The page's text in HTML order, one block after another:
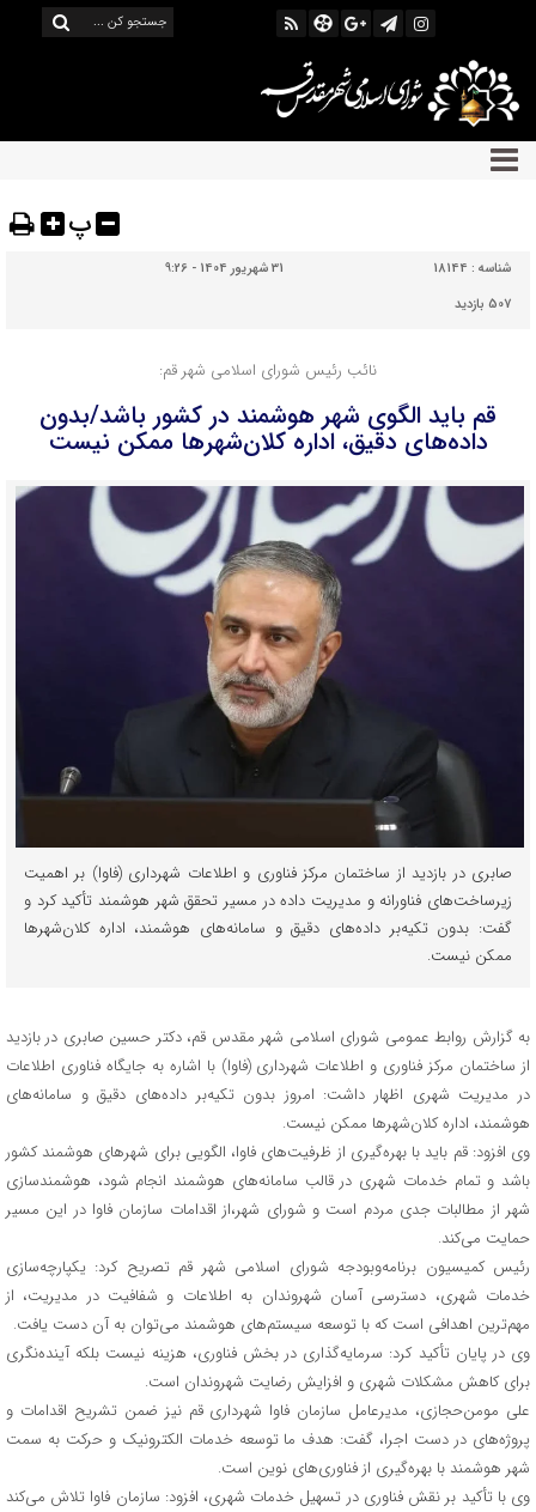
پ
شناسه : 18144
31 شهریور 1404 - 9:26
507 بازدید
نائب رئیس شورای اسلامی شهر قم:
قم باید الگوی شهر هوشمند در کشور باشد/بدون
داده‌های دقیق، اداره کلان‌شهرها ممکن نیست
صابری در بازدید از ساختمان مرکز فناوری و اطلاعات شهرداری (فاوا) بر اهمیت
زیرساخت‌های فناورانه و مدیریت داده در مسیر تحقق شهر هوشمند تأکید کرد و
گفت: بدون تکیه‌بر داده‌های دقیق و سامانه‌های هوشمند، اداره کلان‌شهرها
ممکن نیست.
به گزارش روابط عمومی شورای اسلامی شهر مقدس قم، دکتر حسین صابری در بازدید
از ساختمان مرکز فناوری و اطلاعات شهرداری (فاوا) با اشاره به جایگاه فناوری اطلاعات
در مدیریت شهری اظهار داشت: امروز بدون تکیه‌بر داده‌های دقیق و سامانه‌های
هوشمند، اداره کلان‌شهرها ممکن نیست.
وی افزود: قم باید با بهره‌گیری از ظرفیت‌های فاوا، الگویی برای شهرهای هوشمند کشور
باشد و تمام خدمات شهری در قالب سامانه‌های هوشمند انجام شود، هوشمندسازی
شهر از مطالبات جدی مردم است و شورای شهر،از اقدامات سازمان فاوا در این مسیر
حمایت می‌کند.
رئیس کمیسیون برنامه‌وبودجه شورای اسلامی شهر قم تصریح کرد: یکپارچه‌سازی
خدمات شهری، دسترسی آسان شهروندان به اطلاعات و شفافیت در مدیریت، از
مهم‌ترین اهدافی است که با توسعه سیستم‌های هوشمند می‌توان به آن دست یافت.
وی در پایان تأکید کرد: سرمایه‌گذاری در بخش فناوری، هزینه نیست بلکه آینده‌نگری
برای کاهش مشکلات شهری و افزایش رضایت شهروندان است.
علی مومن‌حجازی، مدیرعامل سازمان فاوا شهرداری قم نیز ضمن تشریح اقدامات و
پروژه‌های در دست اجرا، گفت: هدف ما توسعه خدمات الکترونیک و حرکت به سمت
شهر هوشمند با بهره‌گیری از فناوری‌های نوین است.
وی با تأکید بر نقش فناوری در تسهیل خدمات شهری، افزود: سازمان فاوا تلاش می‌کند